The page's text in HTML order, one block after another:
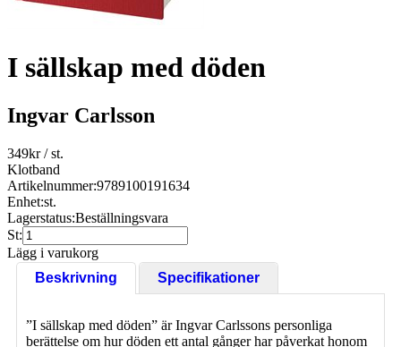
I sällskap med döden
Ingvar Carlsson
349kr/ st.
Klotband
Artikelnummer:9789100191634
Enhet:st.
Lagerstatus:Beställningsvara
St:
Lägg i varukorg
Beskrivning
Specifikationer
”I sällskap med döden” är Ingvar Carlssons personliga
berättelse om hur döden ett antal gånger har påverkat honom